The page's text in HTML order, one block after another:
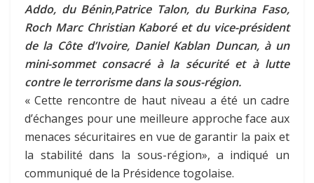
Addo, du Bénin,Patrice Talon, du Burkina Faso,
Roch Marc Christian Kaboré et du vice-président
de la Côte d’Ivoire, Daniel Kablan Duncan, à un
mini-sommet consacré à la sécurité et à lutte
contre le terrorisme dans la sous-région.
« Cette rencontre de haut niveau a été un cadre
d’échanges pour une meilleure approche face aux
menaces sécuritaires en vue de garantir la paix et
la stabilité dans la sous-région», a indiqué un
communiqué de la Présidence togolaise.